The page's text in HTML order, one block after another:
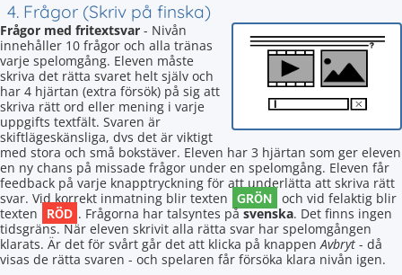
4. Frågor (Skriv på finska)
Frågor med fritextsvar - Nivån
innehåller 10 frågor och alla tränas
varje spelomgång. Eleven måste
skriva det rätta svaret helt själv och
har 4 hjärtan (extra försök) på sig att
skriva rätt ord eller mening i varje
uppgifts textfält. Svaren är
skiftlägeskänsliga, dvs det är viktigt
med stora och små bokstäver. Eleven har 3 hjärtan som ger eleven
en ny chans på missade frågor under en spelomgång. Eleven får
feedback på varje knapptryckning för att underlätta att skriva rätt
svar. Vid korrekt inmatning blir texten GRÖN och vid felaktig blir
texten
RÖD . Frågorna har talsyntes påsvenska. Det finns ingen
tidsgräns. När eleven skrivit alla rätta svar har spelomgången
klarats. Är det för svårt går det att klicka på knappenAvbryt - då
visas de rätta svaren - och spelaren får försöka klara nivån igen.